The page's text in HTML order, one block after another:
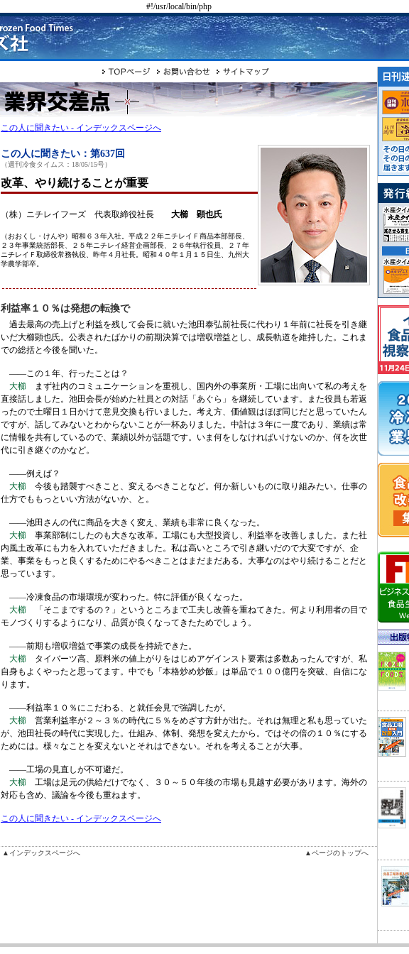
#!/usr/local/bin/php
この人に聞きたい - インデックスページへ
この人に聞きたい：第637回
（週刊冷食タイムス：18/05/15号）
改革、やり続けることが重要
（株）ニチレイフーズ 代表取締役社長 大櫛 顕也氏
（おおくし・けんや）昭和６３年入社。平成２２年ニチレイＦ商品本部部長、
２３年事業統括部長、２５年ニチレイ経営企画部長、２６年執行役員、２７年
ニチレイＦ取締役常務執役、昨年４月社長。昭和４０年１月１５日生、九州大
学農学部卒。
利益率１０％は発想の転換で
過去最高の売上げと利益を残して会長に就いた池田泰弘前社長に代わり１年前に社長を引き継
いだ大櫛顕也氏。公表されたばかりの前期決算では増収増益とし、成長軌道を維持した。これま
での総括と今後を聞いた。
――この１年、行ったことは？
大櫛 まず社内のコミュニケーションを重視し、国内外の事業所・工場に出向いて私の考えを
直接話しました。池田会長が始めた社員との対話「あぐら」を継続しています。また役員も若返
ったので土曜日１日かけて意見交換も行いました。考え方、価値観はほぼ同じだと思っていたん
ですが、話してみないとわからないことが一杯ありました。中計は３年に一度であり、業績は常
に情報を共有しているので、業績以外が話題です。いま何をしなければいけないのか、何を次世
代に引き継ぐのかなど。
――例えば？
大櫛 今後も踏襲すべきこと、変えるべきことなど。何か新しいものに取り組みたい。仕事の
仕方でももっといい方法がないか、と。
――池田さんの代に商品を大きく変え、業績も非常に良くなった。
大櫛 事業部制にしたのも大きな改革。工場にも大型投資し、利益率を改善しました。また社
内風土改革にも力を入れていただきました。私は高いところで引き継いだので大変ですが、企
業、事業をもっと良くするためにやるべきことはまだまだある。大事なのはやり続けることだと
思っています。
――冷凍食品の市場環境が変わった。特に評価が良くなった。
大櫛 「そこまでするの？」というところまで工夫し改善を重ねてきた。何より利用者の目で
モノづくりするようになり、品質が良くなってきたためでしょう。
――前期も増収増益で事業の成長を持続できた。
大櫛 タイバーツ高、原料米の値上がりをはじめアゲインスト要素は多数あったんですが、私
自身もよくやったと思ってます。中でも「本格炒め炒飯」は単品で１００億円を突破、自信にな
ります。
――利益率１０％にこだわる、と就任会見で強調したが。
大櫛 営業利益率が２～３％の時代に５％をめざす方針が出た。それは無理と私も思っていた
が、池田社長の時代に実現した。仕組み、体制、発想を変えたから。ではその倍の１０％にする
ためには。様々なことを変えないとそれはできない。それを考えることが大事。
――工場の見直しが不可避だ。
大櫛 工場は足元の供給だけでなく、３０～５０年後の市場も見越す必要があります。海外の
対応も含め、議論を今後も重ねます。
この人に聞きたい - インデックスページへ
▲インデックスページへ ▲ページのトップへ